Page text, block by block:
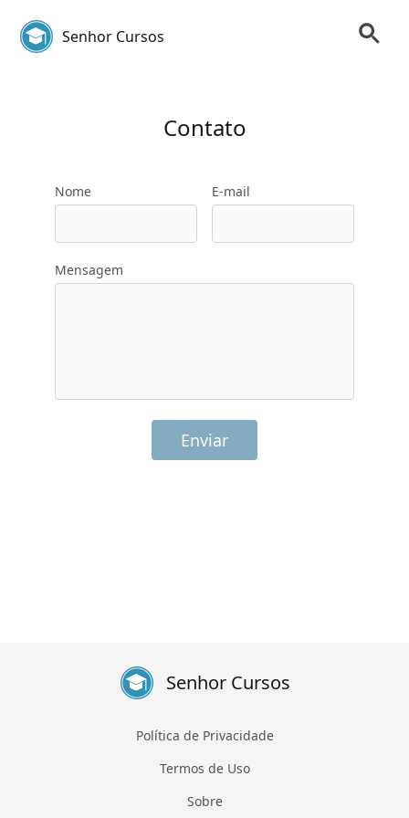
Senhor Cursos
Contato
Nome E-mail
Mensagem
Enviar
Senhor Cursos
Política de Privacidade
Termos de Uso
Sobre